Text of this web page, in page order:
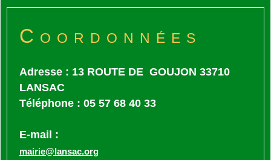
Coordonnées
Adresse : 13 ROUTE DE GOUJON 33710
LANSAC
Téléphone : 05 57 68 40 33
E-mail :
mairie@lansac.org